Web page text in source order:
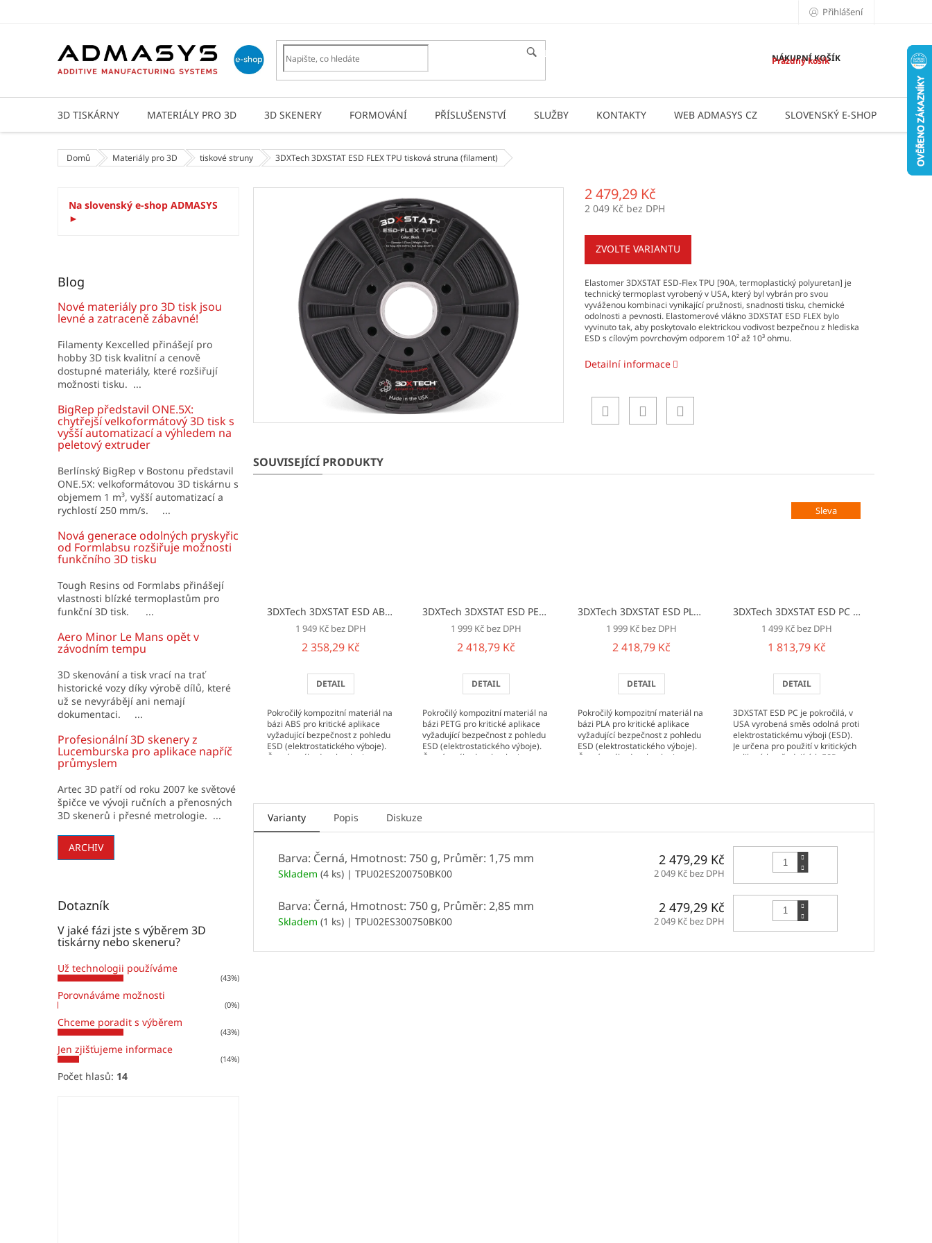
Přihlášení
HLEDAT NÁKUPNÍ KOŠÍK
Prázdný košík
3D TISKÁRNY MATERIÁLY PRO 3D 3D SKENERY FORMOVÁNÍ PŘÍSLUŠENSTVÍ SLUŽBY KONTAKTY WEB ADMASYS CZ SLOVENSKÝ E-SHOP
Domů Materiály pro 3D tiskové struny 3DXTech 3DXSTAT ESD FLEX TPU tisková struna (filament)
n
n
í
a
n
e
l
Na slovenský e-shop ADMASYS
►
Blog
Nové materiály pro 3D tisk jsou
levné a zatraceně zábavné!
Filamenty Kexcelled přinášejí pro
hobby 3D tisk kvalitní a cenově
dostupné materiály, které rozšiřují
možnosti tisku. ...
BigRep představil ONE.5X:
chytřejší velkoformátový 3D tisk s
vyšší automatizací a výhledem na
peletový extruder
Berlínský BigRep v Bostonu představil
ONE.5X: velkoformátovou 3D tiskárnu s
objemem 1 m³, vyšší automatizací a
rychlostí 250 mm/s. ...
Nová generace odolných pryskyřic
od Formlabsu rozšiřuje možnosti
funkčního 3D tisku
Tough Resins od Formlabs přinášejí
vlastnosti blízké termoplastům pro
funkční 3D tisk. ...
Aero Minor Le Mans opět v
závodním tempu
3D skenování a tisk vrací na trať
historické vozy díky výrobě dílů, které
už se nevyrábějí ani nemají
dokumentaci. ...
Profesionální 3D skenery z
Lucemburska pro aplikace napříč
průmyslem
Artec 3D patří od roku 2007 ke světové
špičce ve vývoji ručních a přenosných
3D skenerů i přesné metrologie. ...
ARCHIV
Dotazník
V jaké fázi jste s výběrem 3D
tiskárny nebo skeneru?
Už technologii používáme
(43%)
Porovnáváme možnosti
(0%)
Chceme poradit s výběrem
(43%)
Jen zjišťujeme informace
(14%)
Počet hlasů: 14
2 479,29 Kč
2 049 Kč bez DPH
ZVOLTE VARIANTU
Elastomer 3DXSTAT ESD-Flex TPU [90A, termoplastický polyuretan] je
technický termoplast vyrobený v USA, který byl vybrán pro svou
vyváženou kombinaci vynikající pružnosti, snadnosti tisku, chemické
odolnosti a pevnosti. Elastomerové vlákno 3DXSTAT ESD FLEX bylo
vyvinuto tak, aby poskytovalo elektrickou vodivost bezpečnou z hlediska
ESD s cílovým povrchovým odporem 10² až 10³ ohmu.
Detailní informace
SOUVISEJÍCÍ PRODUKTY
3DXTech 3DXSTAT ESD ABS tisková struna (filament)
1 949 Kč bez DPH
2 358,29 Kč
DETAIL
Pokročilý kompozitní materiál na
bázi ABS pro kritické aplikace
vyžadující bezpečnost z pohledu
ESD (elektrostatického výboje).
Čerpá z výhod technologie
3DXTech 3DXSTAT ESD PETG tisková struna (filament)
1 999 Kč bez DPH
2 418,79 Kč
DETAIL
Pokročilý kompozitní materiál na
bázi PETG pro kritické aplikace
vyžadující bezpečnost z pohledu
ESD (elektrostatického výboje).
Čerpá z výhod technologie
3DXTech 3DXSTAT ESD PLA tisková struna (filament)
1 999 Kč bez DPH
2 418,79 Kč
DETAIL
Pokročilý kompozitní materiál na
bázi PLA pro kritické aplikace
vyžadující bezpečnost z pohledu
ESD (elektrostatického výboje).
Čerpá z výhod technologie
Sleva
3DXTech 3DXSTAT ESD PC
tisková struna
1 499 Kč bez DPH
1 813,79 Kč
DETAIL
3DXSTAT ESD PC je pokročilá, v
USA vyrobená směs odolná proti
elektrostatickému výboji (ESD).
Je určena pro použití v kritických
aplikacích vyžadujících ESD
Varianty Popis Diskuze
Barva: Černá, Hmotnost: 750 g, Průměr: 1,75 mm
Skladem (4 ks) | TPU02ES200750BK00
2 479,29 Kč
2 049 Kč bez DPH
Barva: Černá, Hmotnost: 750 g, Průměr: 2,85 mm
Skladem (1 ks) | TPU02ES300750BK00
2 479,29 Kč
2 049 Kč bez DPH